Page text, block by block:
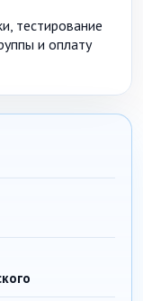
тестирование
и оплату